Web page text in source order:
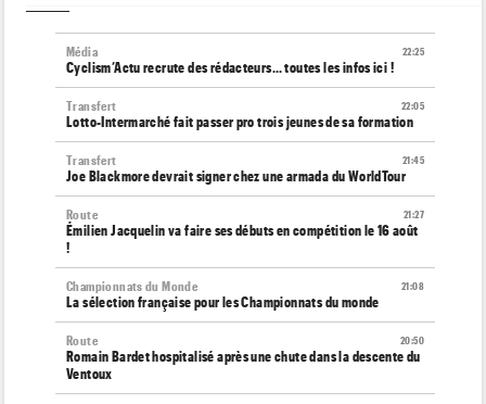
22:25
Média
Cyclism’Actu recrute des rédacteurs… toutes les infos ici !
22:05
Transfert
Lotto-Intermarché fait passer pro trois jeunes de sa formation
21:45
Transfert
Joe Blackmore devrait signer chez une armada du WorldTour
21:27
Route
Émilien Jacquelin va faire ses débuts en compétition le 16 août
!
21:08
Championnats du Monde
La sélection française pour les Championnats du monde
20:50
Route
Romain Bardet hospitalisé après une chute dans la descente du
Ventoux